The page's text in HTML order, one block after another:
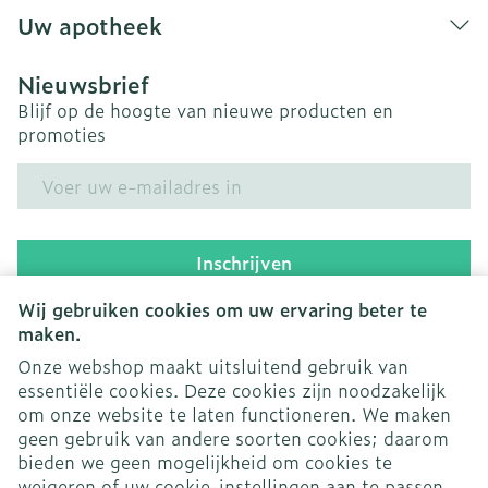
Wij gebruiken cookies om uw ervaring beter te
maken.
Onze webshop maakt uitsluitend gebruik van
essentiële cookies. Deze cookies zijn noodzakelijk
om onze website te laten functioneren. We maken
geen gebruik van andere soorten cookies; daarom
bieden we geen mogelijkheid om cookies te
Uw apotheek
Nieuwsbrief
Blijf op de hoogte van nieuwe producten en
promoties
Inschrijven
Door op inschrijven te klikken, schrijft u zich in voor onze
nieuwsbrief en gaat u akkoord met onze